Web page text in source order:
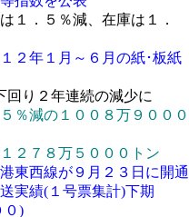
１．５％減、在庫は１．
２年１月～６月の紙･板紙
回り２年連続の減少に
％減の１００８万９０００
７８万５０００トン
東西線が９月２３日に開通
実績(１号票集計)下期
０)